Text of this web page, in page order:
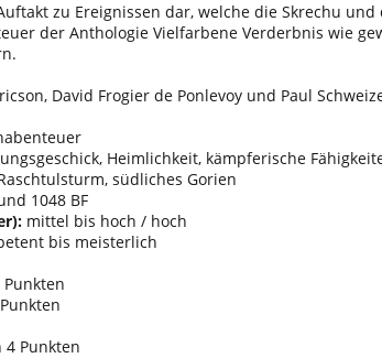
zu Ereignissen dar, welche die Skrechu
der Anthologie Vielfarbene Verderbnis wie
David Frogier de Ponlevoy und Paul
Heimlichkeit, kämpferische
südliches Gorien
1048 BF
mittel bis hoch / hoch
bis meisterlich
Punkten